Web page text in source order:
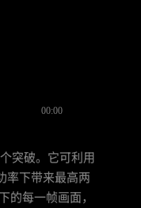
突破。它可利用
率下带来最高两
的每一帧画面，